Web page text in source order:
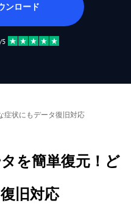
ンロード
5
症状にもデータ復旧対応
を簡単復元！ど
旧対応